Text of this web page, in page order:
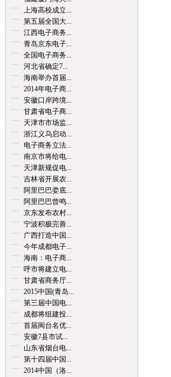
上海高校成立...
第五届全国大...
江西电子商务...
青岛京东电子...
全国电子商务...
河北省确定7...
海南举办首届...
2014年电子商...
安徽口岸跨境...
甘肃省电子商...
天津市市场监...
浙江义乌启动...
电子商务立法...
南京市将给电...
天津新规促电...
吉林省开展农...
阿里巴巴娄底...
阿里巴巴曾鸣...
京东发布农村...
宁波积极完善...
广西打造中国...
今年成都电子...
海南：电子商...
呼市将建立电...
甘肃省商务厅...
2015中国(青岛...
第三届中国电...
成都将组建投...
首届闽台名优...
安徽7县市试...
山东省烟台电...
第十四届中国...
2014中国（洛...